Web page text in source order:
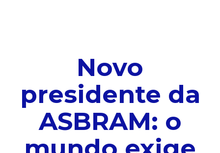
Novo
presidente da
ASBRAM: o